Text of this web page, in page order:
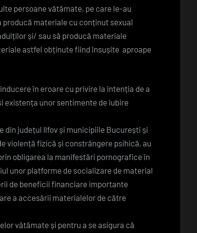
săltat
de
mascații
de
persoane vătămate, pe care le-au
materiale cu conținut sexual
și/ sau să producă materiale
astfel obținute fiind însușite aproape
în eroare cu privire la intenția de a
unor sentimente de iubire
din județul Ilfov și municipiile București și
violență fizică și constrângere psihică, au
obligarea la manifestări pornografice în
unor platforme de socializare de material
de beneficii financiare importante
a accesării materialelor de către
vătămate și pentru a se asigura că